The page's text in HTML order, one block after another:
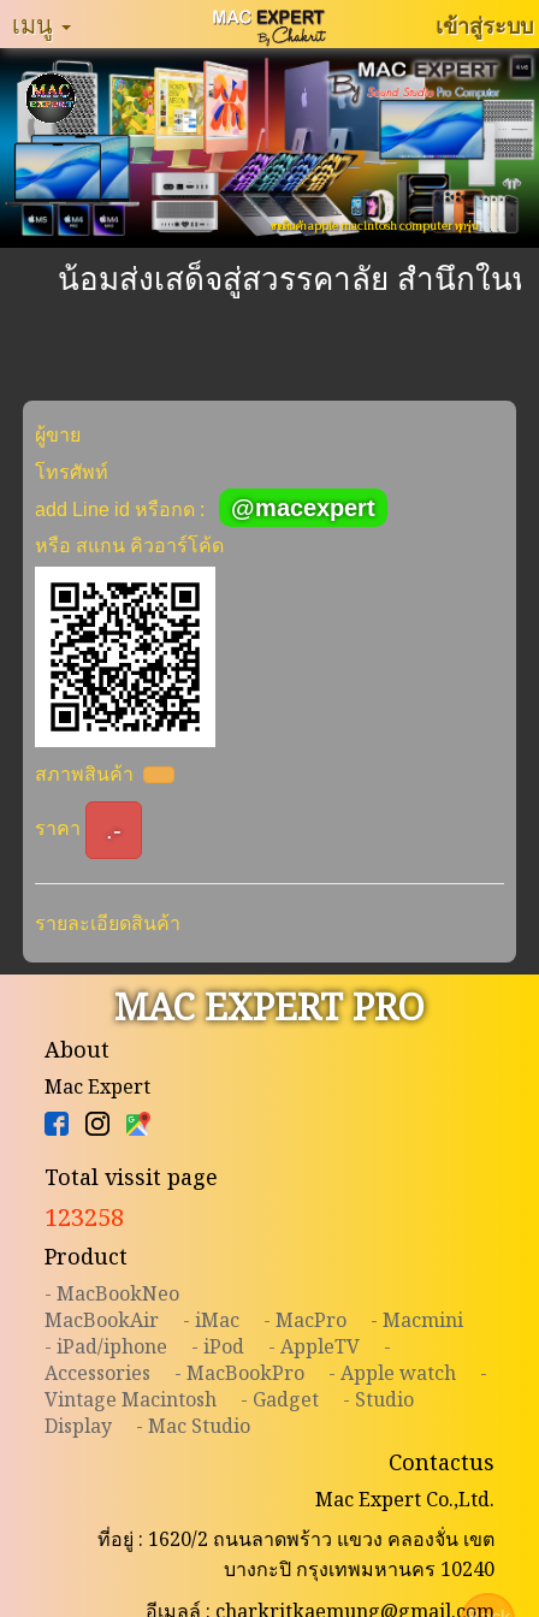
หน้า
หลัก
MacExpertMuzeum
แจ้ง
ปัญหา
การ
เรา
เมนู เข้าสู่ระบบ
ขายสินค้า apple macintosh computer ทุกรุ่น
น้อมส่งเสด็จสู่สวรรคาลัย สำนึกใน
ผู้ขาย
โทรศัพท์
add Line id หรือกด :
@macexpert
หรือ สแกน คิวอาร์โค้ด
สภาพสินค้า
ราคา .-
รายละเอียดสินค้า
MAC EXPERT PRO
About
Mac Expert
Total vissit page
123258
Product
- MacBookNeo
MacBookAir
- iMac - MacPro
- Macmini
- iPad/iphone
- iPod - AppleTV
-
Accessories
- MacBookPro - Apple watch
-
Vintage Macintosh
- Gadget
- Studio
Display
- Mac Studio
Contactus
Mac Expert Co.,Ltd.
ที่อยู่ : 1620/2 ถนนลาดพร้าว แขวง คลองจั่น เขต
บางกะปิ กรุงเทพมหานคร 10240
อีเมลล์ : charkritkaemung@gmail.com